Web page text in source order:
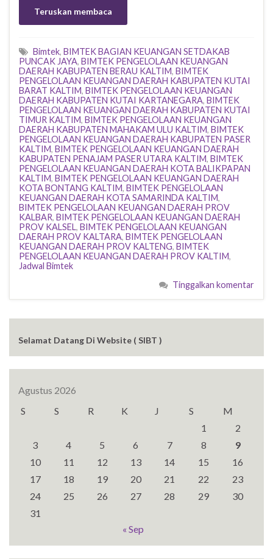
Teruskan membaca
Bimtek, BIMTEK BAGIAN KEUANGAN SETDAKAB
PUNCAK JAYA, BIMTEK PENGELOLAAN KEUANGAN
DAERAH KABUPATEN BERAU KALTIM, BIMTEK
PENGELOLAAN KEUANGAN DAERAH KABUPATEN KUTAI
BARAT KALTIM, BIMTEK PENGELOLAAN KEUANGAN
DAERAH KABUPATEN KUTAI KARTANEGARA, BIMTEK
PENGELOLAAN KEUANGAN DAERAH KABUPATEN KUTAI
TIMUR KALTIM, BIMTEK PENGELOLAAN KEUANGAN
DAERAH KABUPATEN MAHAKAM ULU KALTIM, BIMTEK
PENGELOLAAN KEUANGAN DAERAH KABUPATEN PASER
KALTIM, BIMTEK PENGELOLAAN KEUANGAN DAERAH
KABUPATEN PENAJAM PASER UTARA KALTIM, BIMTEK
PENGELOLAAN KEUANGAN DAERAH KOTA BALIKPAPAN
KALTIM, BIMTEK PENGELOLAAN KEUANGAN DAERAH
KOTA BONTANG KALTIM, BIMTEK PENGELOLAAN
KEUANGAN DAERAH KOTA SAMARINDA KALTIM,
BIMTEK PENGELOLAAN KEUANGAN DAERAH PROV
KALBAR, BIMTEK PENGELOLAAN KEUANGAN DAERAH
PROV KALSEL, BIMTEK PENGELOLAAN KEUANGAN
DAERAH PROV KALTARA, BIMTEK PENGELOLAAN
KEUANGAN DAERAH PROV KALTENG, BIMTEK
PENGELOLAAN KEUANGAN DAERAH PROV KALTIM,
Jadwal Bimtek
Tinggalkan komentar
Selamat Datang Di Website ( SIBT )
Agustus 2026
S
S R K J S
M
1
2
3
4 5 6 7 8
9
10
11 12 13 14 15
16
17
18 19 20 21 22
23
24
25 26 27 28 29
30
31
« Sep